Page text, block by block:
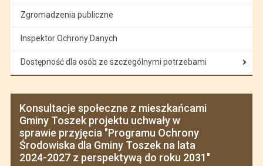
Zgromadzenia publiczne
Inspektor Ochrony Danych
Dostępność dla osób ze szczególnymi potrzebami
Konsultacje społeczne z mieszkańcami
Gminy Toszek projektu uchwały w
sprawie przyjęcia "Programu Ochrony
Środowiska dla Gminy Toszek na lata
2024-2027 z perspektywą do roku 2031"